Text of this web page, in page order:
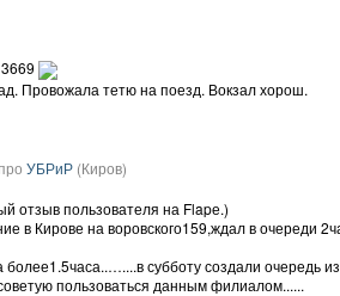
3669
Провожала тетю на поезд. Вокзал хорош.
про УБРиР (Киров)
отзыв пользователя на Flapе.)
в Кирове на воровского159,ждал в очереди
более1.5часа..…....в субботу создали очередь
пользоваться данным филиалом......